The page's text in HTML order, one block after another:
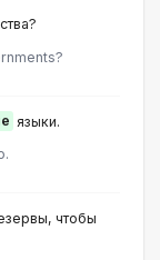
языки.
чтобы